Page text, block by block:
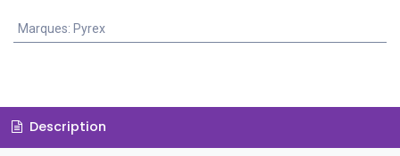
Marques: Pyrex
Description